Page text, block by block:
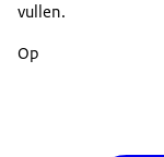
vullen.
Op